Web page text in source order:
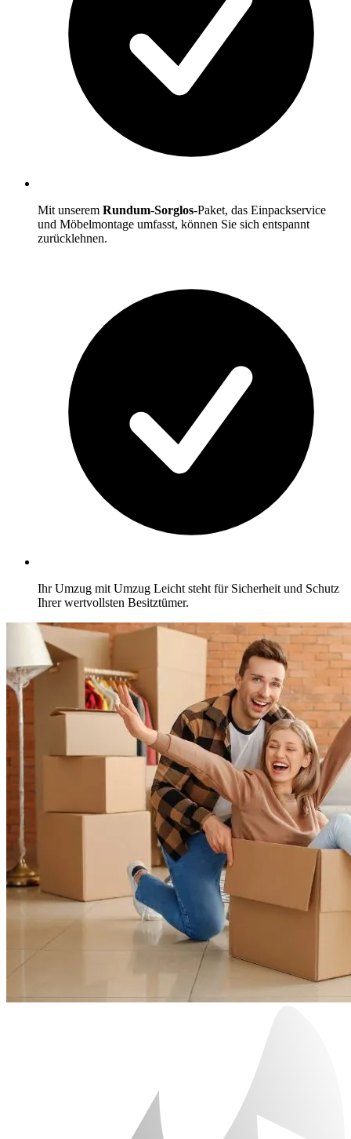
Mit unserem Rundum-Sorglos-Paket, das Einpackservice
und Möbelmontage umfasst, können Sie sich entspannt
zurücklehnen.
Ihr Umzug mit Umzug Leicht steht für Sicherheit und Schutz
Ihrer wertvollsten Besitztümer.